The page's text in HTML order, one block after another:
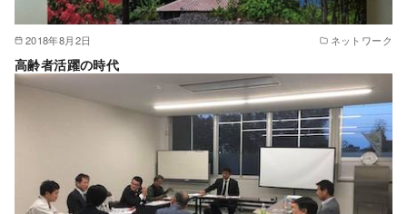
2018年8月2日 ネットワーク
高齢者活躍の時代